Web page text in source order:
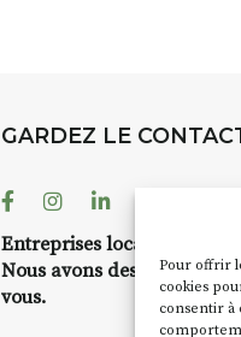
Pour offrir
cookies
consentir à
GARDEZ LE
FacebookInstagramLinkedin
Entreprises locales ?
Nous avons des solutions
vous.